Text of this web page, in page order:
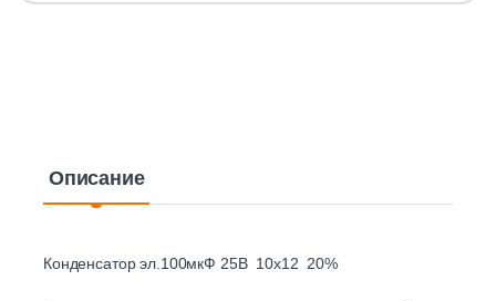
Описание
Конденсатор эл.100мкФ 25В 10x12 20%